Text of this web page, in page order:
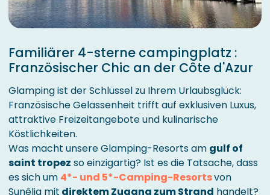
Familiärer 4-sterne campingplatz :
Französischer Chic an der Côte d'Azur
Glamping ist der Schlüssel zu Ihrem Urlaubsglück:
Französische Gelassenheit trifft auf exklusiven Luxus,
attraktive Freizeitangebote und kulinarische
Köstlichkeiten.
Was macht unsere Glamping-Resorts am gulf of
saint tropez so einzigartig? Ist es die Tatsache, dass
es sich um 4*- und 5*-Camping-Resortsvon
Sunêlia mit direktem Zugang zum Strand handelt?